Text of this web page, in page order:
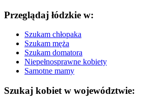
Przeglądaj łódzkie w:
Szukam chłopaka
Szukam męża
Szukam domatora
Niepełnosprawne kobiety
Samotne mamy
Szukaj kobiet w województwie: